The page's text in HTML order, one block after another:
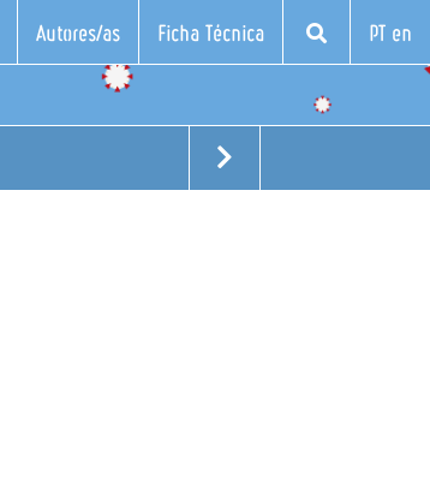
Autores/as Ficha Técnica PT en